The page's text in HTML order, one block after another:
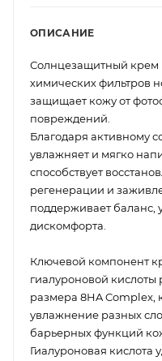
ОПИСАНИЕ
Солнцезащитный крем
химических фильтров
защищает кожу от
повреждений.
Благодаря активному
увлажняет и мягко
способствует
регенерации и
поддерживает баланс,
дискомфорта.
Ключевой компонент
гиалуроновой кислоты
размера 8HA Complex,
увлажнение разных
барьерных функций
Гиалуроновая кислота